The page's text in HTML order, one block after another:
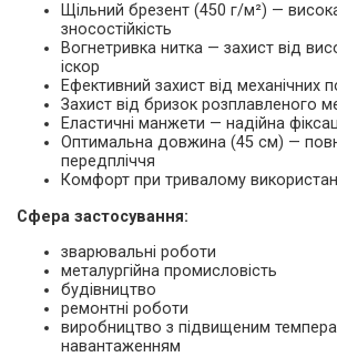
Щільний брезент (450 г/м²) — висока
зносостійкість
Вогнетривка нитка — захист від
іскор
Ефективний захист від механічних
Захист від бризок розплавленого
Еластичні манжети — надійна
Оптимальна довжина (45 см) —
передпліччя
Комфорт при тривалому
Сфера застосування:
зварювальні роботи
металургійна промисловість
будівництво
ремонтні роботи
виробництво з підвищеним
навантаженням